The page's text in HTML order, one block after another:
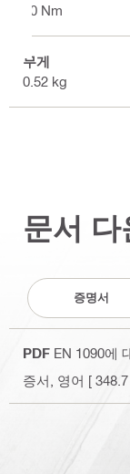
30 Nm
무게
0.52 kg
문서 다
증명서
PDF EN 1090에
증서
, 영어 [